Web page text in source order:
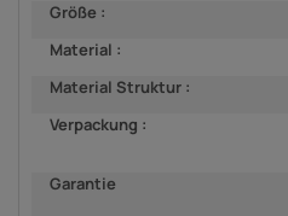
Größe :
Material :
Material Struktur :
Verpackung :
Garantie